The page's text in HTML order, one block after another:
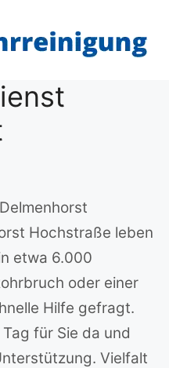
Hochstraße leben
etwa 6.000
oder einer
Hilfe gefragt.
für Sie da und
Vielfalt